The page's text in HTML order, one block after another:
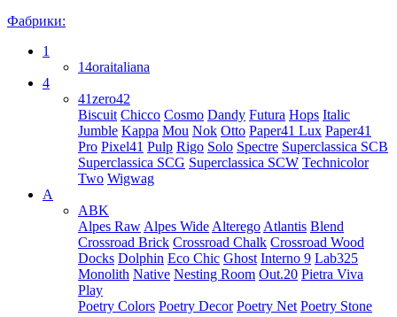
Фабрики:
1
14oraitaliana
4
41zero42
Biscuit Chicco Cosmo Dandy Futura Hops Italic
Jumble Kappa Mou Nok Otto Paper41 Lux Paper41
Pro Pixel41 Pulp Rigo Solo Spectre Superclassica SCB
Superclassica SCG Superclassica SCW Technicolor
Two Wigwag
A
ABK
Alpes Raw Alpes Wide Alterego Atlantis Blend
Crossroad Brick Crossroad Chalk Crossroad Wood
Docks Dolphin Eco Chic Ghost Interno 9 Lab325
Monolith Native Nesting Room Out.20 Pietra Viva
Play
Poetry Colors Poetry Decor Poetry Net Poetry Stone